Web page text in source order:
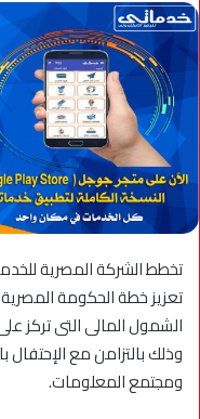
تخطط الشركة المصرية
تعزيز خطة الحكومة
الشمول المالى التى تركز
وذلك بالتزامن مع
ومجتمع المعلومات.